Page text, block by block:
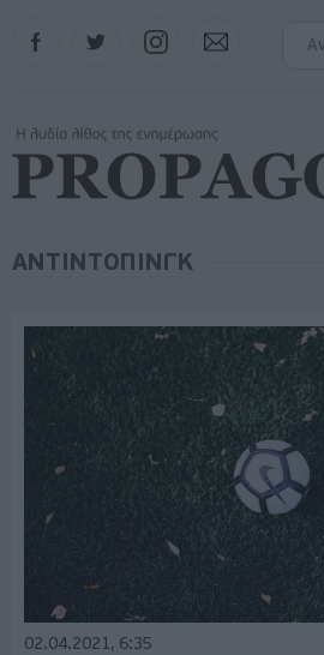
Instagram
ΑΝΤΙΝΤΟΠΙΝΓΚ
02.04.2021, 6:35